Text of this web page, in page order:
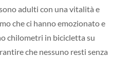
adulti con una vitalità e
che ci hanno emozionato e
chilometri in bicicletta su
che nessuno resti senza